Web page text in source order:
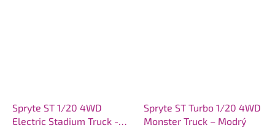
Spryte ST 1/20 4WD
Electric Stadium Truck -
Spryte ST Turbo 1/20 4WD
Monster Truck – Modrý